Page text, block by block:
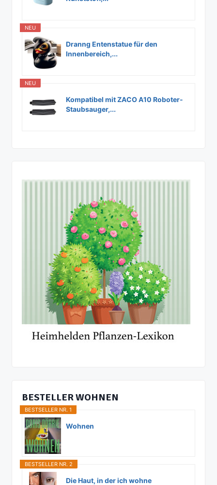
NEU
Dranng Entenstatue für den
Innenbereich,...
NEU
Kompatibel mit ZACO A10 Roboter-
Staubsauger,...
BESTELLER WOHNEN
BESTSELLER NR. 1
Wohnen
BESTSELLER NR. 2
Die Haut, in der ich wohne